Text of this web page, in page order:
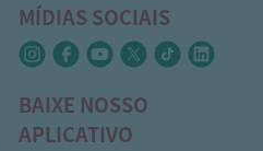
MÍDIAS SOCIAIS
BAIXE NOSSO
APLICATIVO